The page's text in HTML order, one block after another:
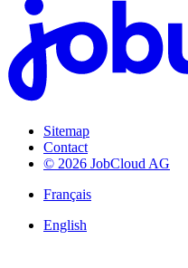
Sitemap
Contact
© 2026 JobCloud AG
Français
English